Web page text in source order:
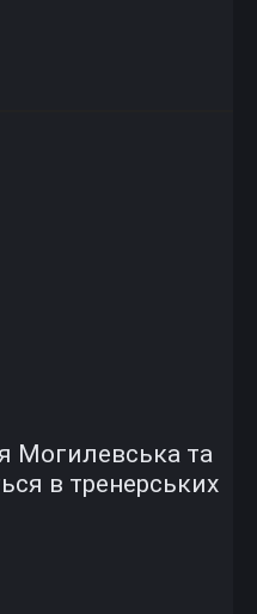
Могилевська та
в тренерських